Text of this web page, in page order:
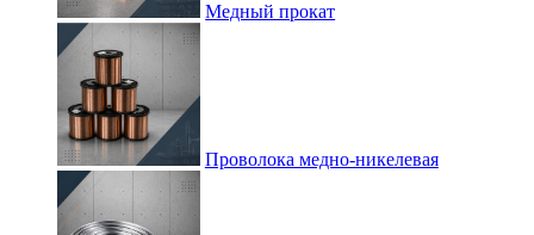
Медный прокат
Проволока медно-никелевая